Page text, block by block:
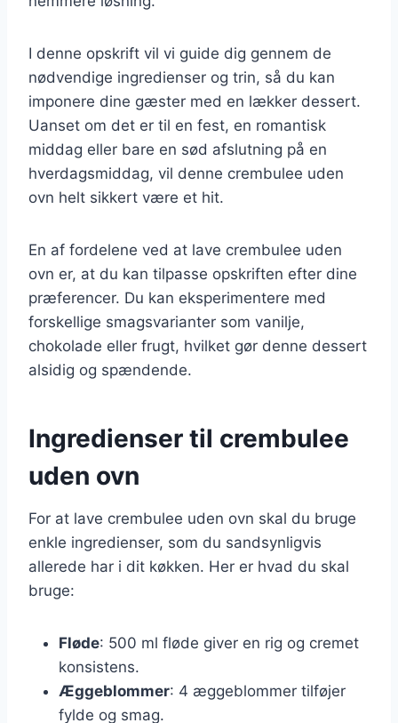
I denne opskrift vil vi guide dig gennem de
nødvendige ingredienser og trin, så du kan
imponere dine gæster med en lækker dessert.
Uanset om det er til en fest, en romantisk
middag eller bare en sød afslutning på en
hverdagsmiddag, vil denne crembulee uden
ovn helt sikkert være et hit.
En af fordelene ved at lave crembulee uden
ovn er, at du kan tilpasse opskriften efter dine
præferencer. Du kan eksperimentere med
forskellige smagsvarianter som vanilje,
chokolade eller frugt, hvilket gør denne dessert
alsidig og spændende.
Ingredienser til crembulee
uden ovn
For at lave crembulee uden ovn skal du bruge
enkle ingredienser, som du sandsynligvis
allerede har i dit køkken. Her er hvad du skal
bruge:
Fløde: 500 ml fløde giver en rig og cremet
konsistens.
Æggeblommer: 4 æggeblommer tilføjer
fylde og smag.